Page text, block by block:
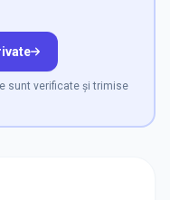
sunt verificate și trimise